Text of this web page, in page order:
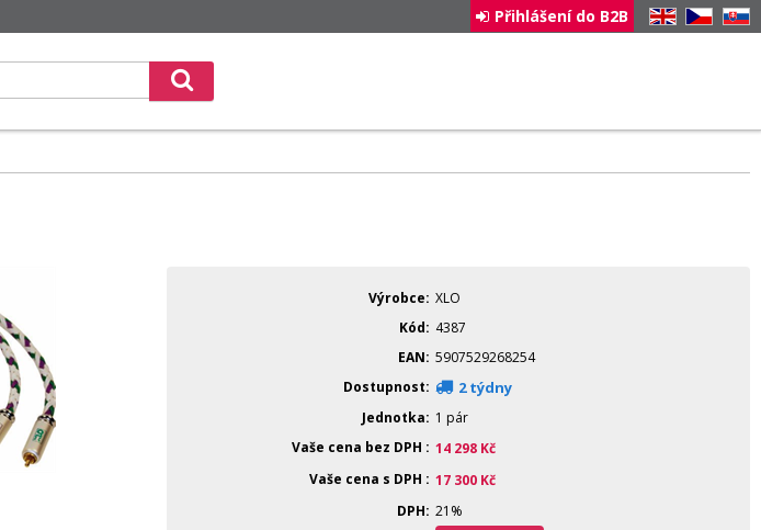
EN CZ SK
Přihlášení do B2B
Výrobce XLO
Kód
4387
EAN 5907529268254
Dostupnost
2 týdny
Jednotka
1 pár
Vaše cena bez DPH
14 298 Kč
Vaše cena s DPH
17 300 Kč
DPH 21%